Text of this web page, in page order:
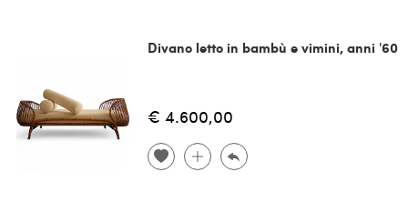
Divano letto in bambù e vimini, anni '60
€ 4.600,00